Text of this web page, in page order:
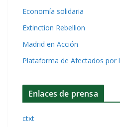
Economía solidaria
Extinction Rebellion
Madrid en Acción
Plataforma de Afectados por
Enlaces de prensa
ctxt